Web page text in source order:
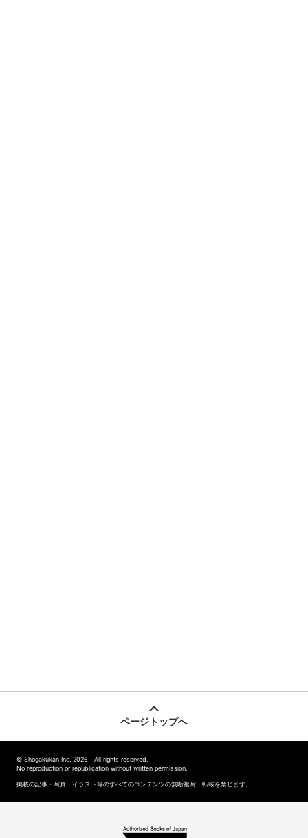
ページトップへ
© Shogakukan Inc. 2026 All rights reserved.
No reproduction or republication without written permission.
掲載の記事・写真・イラスト等のすべてのコンテンツの無断複写・転載を禁じます。